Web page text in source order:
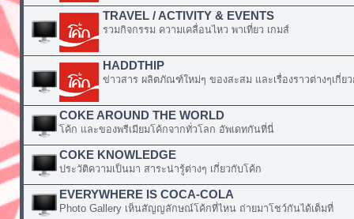
TRAVEL / ACTIVITY & EVENTS
รวมกิจกรรม ความเคลื่อนไหว พาเที่ยว เกมส์
HADDTHIP
ข่าวสาร ผลิตภัณฑ์ใหม่ๆ ของสะสม และเรื่องราวต่างๆเกี่ย
COKE AROUND THE WORLD
โค้ก และของพรีเมียมโค้กจากทั่วโลก อัพเดทกันที่นี่
COKE KNOWLEDGE
ประวัติความเป็นมา สาระน่ารู้ต่างๆ เกี่ยวกับโค้ก
EVERYWHERE IS COCA-COLA
Photo Gallery เห็นสัญญลักษณ์โค้กที่ไหน ถ่ายมาโชว์กันได้เต็มที่